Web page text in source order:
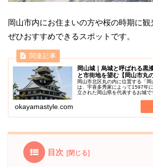
岡山市内にお住まいの方や桜の時期に
ぜひおすすめできるスポットです。
岡山城｜烏城と呼ばれる黒
と市街地を望む【岡山市丸の
岡山市北区丸の内に位置する「岡
は、宇喜多秀家によって1597年
立された岡山県を代表するお城で
okayamastyle.com
目次